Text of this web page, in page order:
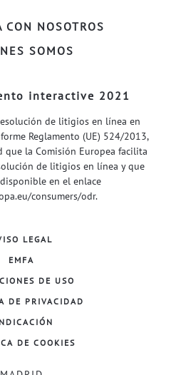
CON NOSOTROS
SOMOS
interactive 2021
de litigios en línea en
Reglamento (UE) 524/2013,
que la Comisión Europea facilita
de litigios en línea y que
en el enlace
consumers/odr.
LEGAL
EMFA
DE USO
DE PRIVACIDAD
DE COOKIES